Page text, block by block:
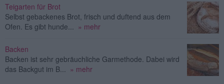
Teigarten für Brot
Selbst gebackenes Brot, frisch und duftend aus dem
Ofen. Es gibt hunde... » mehr
Backen
Backen ist sehr gebräuchliche Garmethode. Dabei wird
das Backgut im B... » mehr